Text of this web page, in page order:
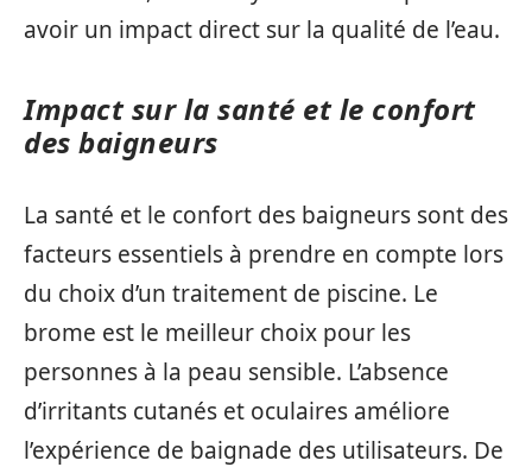
avoir un impact direct sur la qualité de l’eau.
Impact sur la santé et le confort
des baigneurs
La santé et le confort des baigneurs sont des
facteurs essentiels à prendre en compte lors
du choix d’un traitement de piscine. Le
brome est le meilleur choix pour les
personnes à la peau sensible. L’absence
d’irritants cutanés et oculaires améliore
l’expérience de baignade des utilisateurs. De